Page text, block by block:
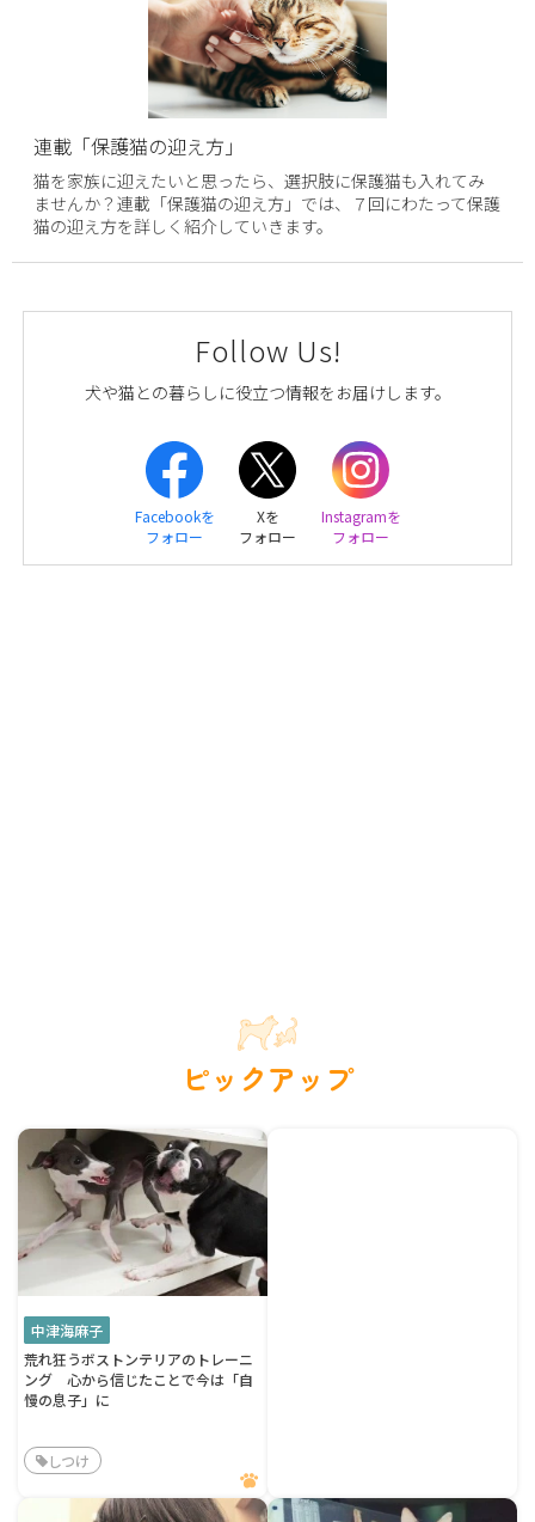
連載「保護猫の迎え方」
猫を家族に迎えたいと思ったら、選択肢に保護猫も入れてみ
ませんか？連載「保護猫の迎え方」では、７回にわたって保護
猫の迎え方を詳しく紹介していきます。
Follow Us!
犬や猫との暮らしに役立つ情報をお届けします。
Facebookを
フォロー
Xを
フォロー
Instagramを
フォロー
ピックアップ
中津海麻子
荒れ狂うボストンテリアのトレーニ
ング 心から信じたことで今は「自
慢の息子」に
しつけ